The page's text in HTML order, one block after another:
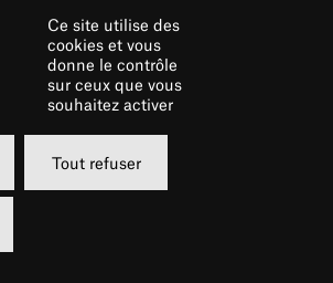
se passionne à la fois
la mise en scène et le théâtre.
Ce site utilise des
cookies et vous
donne le contrôle
sur ceux que vous
souhaitez activer
Tout refuser